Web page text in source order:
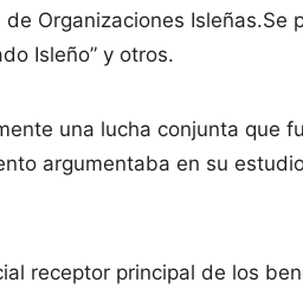
Organizaciones Isleñas.Se
Isleño” y otros.
una lucha conjunta que
argumentaba en su
receptor principal de los